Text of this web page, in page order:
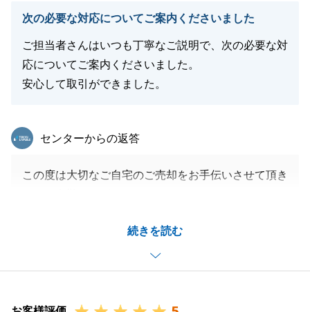
閉じる
次の必要な対応についてご案内くださいました
ご担当者さんはいつも丁寧なご説明で、次の必要な対
応についてご案内くださいました。
安心して取引ができました。
続きを読む
東急リバブル
センターからの返答
この度は大切なご自宅のご売却をお手伝いさせて頂き
お世話になりました。
ご案内時には奥様にもご協力を頂き、感謝申し上げま
す。